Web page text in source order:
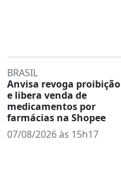
BRASIL
Anvisa revoga proibição
e libera venda de
medicamentos por
farmácias na Shopee
07/08/2026 às 15h17